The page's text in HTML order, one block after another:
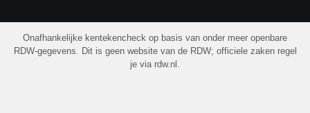
Onafhankelijke kentekencheck op basis van onder meer openbare
RDW-gegevens. Dit is geen website van de RDW; officiele zaken regel
je via rdw.nl.